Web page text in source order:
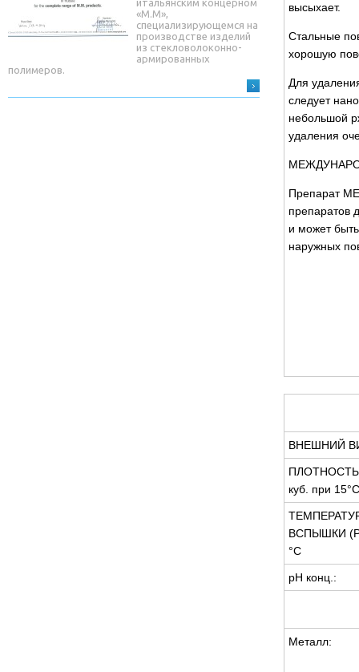
итальянским концерном
«М.М»,
специализирующемся на
производстве изделий
из стекловолоконно-
армированных
полимеров.
высыхает.
Стальные
хорошую
Для
следует
небольшой
удаления
Препарат
препаратов
и может
наружных
ВНЕШНИЙ
ПЛОТНОСТЬ
куб. при
ВСПЫШКИ
°С
pH конц.:
Металл: